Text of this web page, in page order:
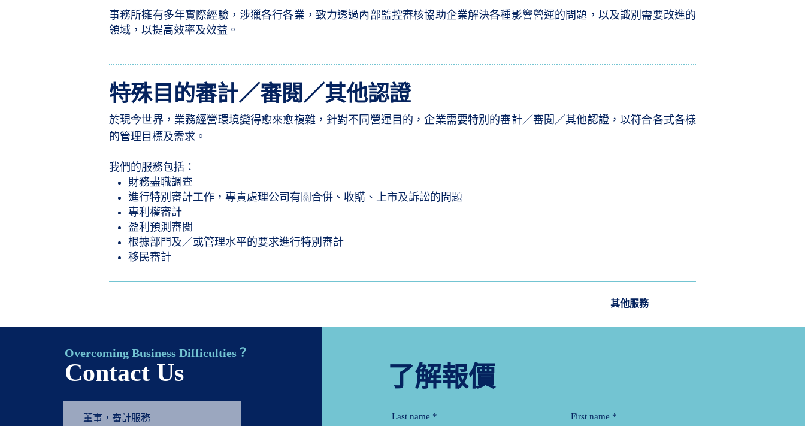
事務所擁有多年實際經驗，涉獵各行各業，致力透過內部監控審核協助企業解決各種影響營運的問題，以及識別需要改進的
領域，以提高效率及效益。
特殊目的審計／審閱／其他認證
於現今世界，業務經營環境變得愈來愈複雜，針對不同營運目的，企業需要特別的審計／審閱／其他認證，以符合各式各樣
的管理目標及需求。
我們的服務包括：
財務盡職調查
進行特別審計工作，專責處理公司有關合併、收購、上市及訴訟的問題
專利權審計
盈利預測審閱
根據部門及／或管理水平的要求進行特別審計
移民審計
其他服務
Contact Us
Overcoming Business Difficulties？
董事，審計服務
了解報價
Last name * First name *